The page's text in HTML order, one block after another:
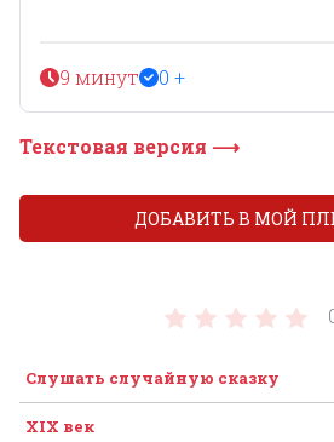
9 минут 0 +
Текстовая версия ⟶
Слушать случайную сказку
XIX век
ДОБАВИТЬ В МОЙ